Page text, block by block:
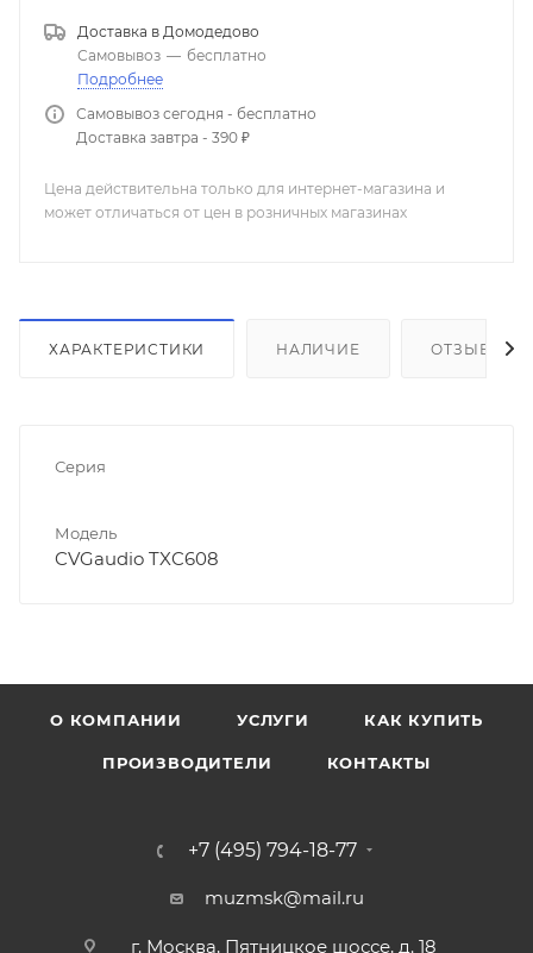
Доставка в Домодедово
Самовывоз — бесплатно
Подробнее
Самовывоз сегодня - бесплатно
Доставка завтра - 390 ₽
Цена действительна только для интернет-магазина и
может отличаться от цен в розничных магазинах
ХАРАКТЕРИСТИКИ НАЛИЧИЕ ОТЗЫВЫ
Серия
Модель
CVGaudio TXC608
О КОМПАНИИ УСЛУГИ КАК КУПИТЬ
ПРОИЗВОДИТЕЛИ КОНТАКТЫ
+7 (495) 794-18-77
muzmsk@mail.ru
г. Москва, Пятницкое шоссе, д. 18